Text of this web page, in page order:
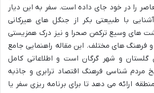
را در خود جای داده است. سفر به این دیار
با طبیعتی بکر از جنگل های هیرکانی
های وسیع ترکمن صحرا و نیز درک همزیستی
و فرهنگ های مختلف. این مقاله راهنمایی جامع
گلستان و شهر گرگان است و اطلاعاتی کامل
مردم شناسی فرهنگ اقتصاد ترابری و جاذبه
ارائه می دهد تا برای برنامه ریزی سفر یا